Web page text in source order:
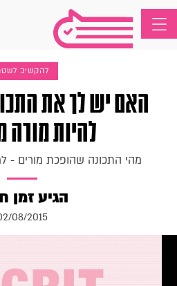
להקשיב
האם יש לך את
להיות מורה
מהי התכונה שהופכת מורים -
הגיע זמן
08/2015